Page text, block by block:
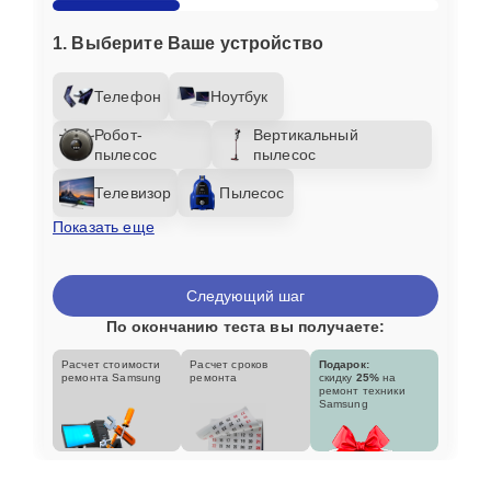
1. Выберите Ваше устройство
Телефон Ноутбук
Робот-
пылесос
Вертикальный
пылесос
Телевизор
Пылесос
Показать еще
Следующий шаг
По окончанию теста вы получаете:
Расчет стоимости
ремонта Samsung
Расчет сроков
ремонта
Подарок:
скидку 25% на
ремонт техники
Samsung